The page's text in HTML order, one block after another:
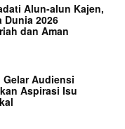
Alun-alun Kajen,
Dunia 2026
dan Aman
Gelar Audiensi
Aspirasi Isu